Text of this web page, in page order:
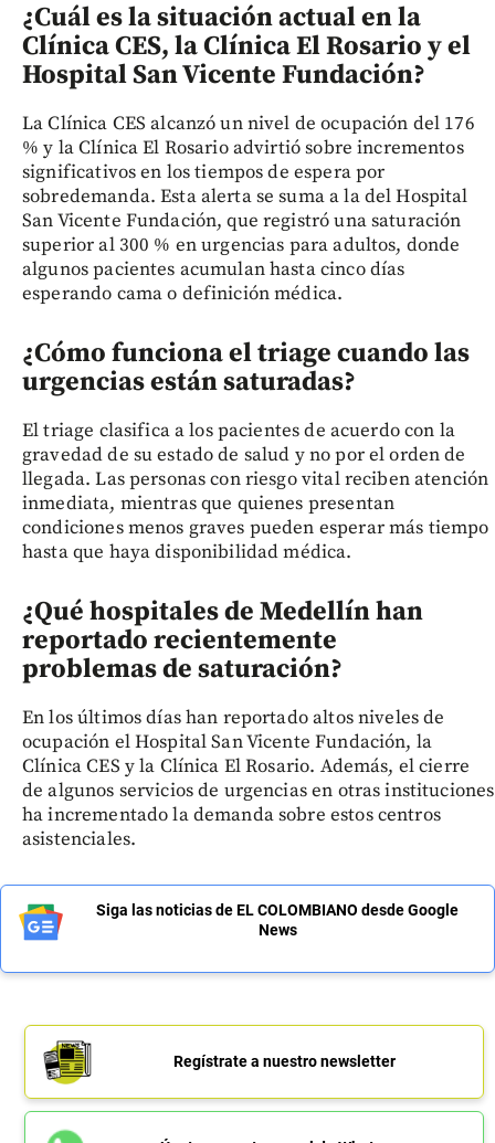
¿Cuál es la situación actual en la
Clínica CES, la Clínica El Rosario y el
Hospital San Vicente Fundación?
La Clínica CES alcanzó un nivel de ocupación del 176
% y la Clínica El Rosario advirtió sobre incrementos
significativos en los tiempos de espera por
sobredemanda. Esta alerta se suma a la del Hospital
San Vicente Fundación, que registró una saturación
superior al 300 % en urgencias para adultos, donde
algunos pacientes acumulan hasta cinco días
esperando cama o definición médica.
¿Cómo funciona el triage cuando las
urgencias están saturadas?
El triage clasifica a los pacientes de acuerdo con la
gravedad de su estado de salud y no por el orden de
llegada. Las personas con riesgo vital reciben atención
inmediata, mientras que quienes presentan
condiciones menos graves pueden esperar más tiempo
hasta que haya disponibilidad médica.
¿Qué hospitales de Medellín han
reportado recientemente
problemas de saturación?
En los últimos días han reportado altos niveles de
ocupación el Hospital San Vicente Fundación, la
Clínica CES y la Clínica El Rosario. Además, el cierre
de algunos servicios de urgencias en otras instituciones
ha incrementado la demanda sobre estos centros
asistenciales.
Siga las noticias de EL COLOMBIANO desde Google
News
Regístrate a nuestro newsletter